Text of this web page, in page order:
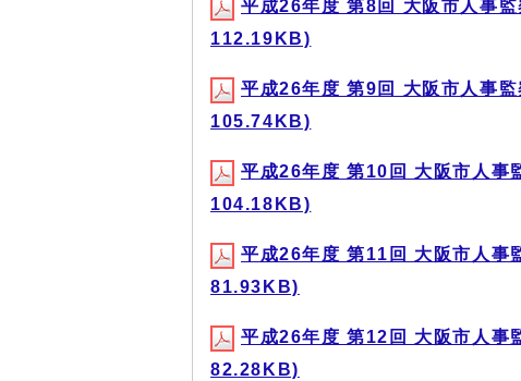
平成26年度 第8回 大阪市人事
112.19KB)
平成26年度 第9回 大阪市人事
105.74KB)
平成26年度 第10回 大阪市人事
104.18KB)
平成26年度 第11回 大阪市人事
81.93KB)
平成26年度 第12回 大阪市人事
82.28KB)